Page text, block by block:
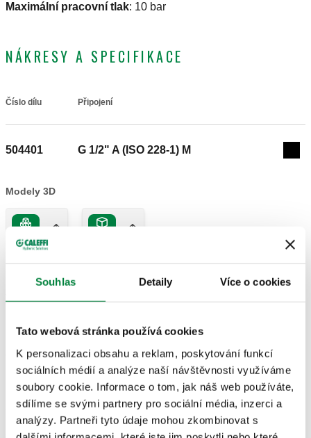
Souhlas Detaily Více o cookies
Tato webová stránka používá cookies
K personalizaci obsahu a reklam, poskytování funkcí
sociálních médií a analýze naší návštěvnosti využíváme
soubory cookie. Informace o tom, jak náš web používáte,
sdílíme se svými partnery pro sociální média, inzerci a
analýzy. Partneři tyto údaje mohou zkombinovat s
Maximální pracovní tlak: 10 bar
NÁKRESY A SPECIFIKACE
Číslo dílu Připojení
504401 G 1/2" A (ISO 228-1) M
Modely 3D
Text výběrového řízení Zobrazit Zkopírujte
CALEFFI, 504401, AERCAL. Automatický odvzdušňovací
ventil pro radiátory. S hygroskopickým bezpečnostním
víčkem. Připojení: G 1/2" A (ISO 228-1) M. Maximální
pracovní tlak: 10 bar. Maximální tlak vzduchu na výstupu: 2,5
bar. Rozsah teplot průt. média: 5–100 °C. Povrchová úprava:
chromované. Materiál: mosaz.
SCIP code
803cf62a-e49a-41b7-b701-
8270dc8e40b3
Zobrazit
Zkopírujte
504501 G 3/4" A (ISO 228-1) M